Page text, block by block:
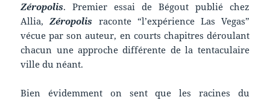
Zéropolis. Premier essai de Bégout publié chez
Allia,Zéropolis raconte “l’expérience Las Vegas”
vécue par son auteur, en courts chapitres déroulant
chacun une approche différente de la tentaculaire
ville du néant.
Bien évidemment on sent que les racines du